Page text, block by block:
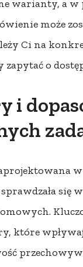
warianty, a
może
Ci na
zapytać o
i
sprawdzała się
które